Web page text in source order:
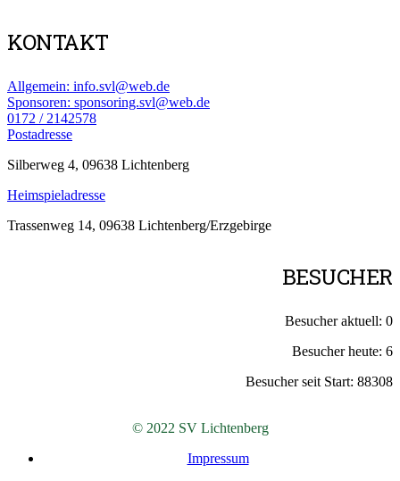
KONTAKT
Allgemein: info.svl@web.de
Sponsoren: sponsoring.svl@web.de
0172 / 2142578
Postadresse
Silberweg 4, 09638 Lichtenberg
Heimspieladresse
Trassenweg 14, 09638 Lichtenberg/Erzgebirge
BESUCHER
Besucher aktuell: 0
Besucher heute: 6
Besucher seit Start: 88308
© 2022 SV Lichtenberg
Impressum